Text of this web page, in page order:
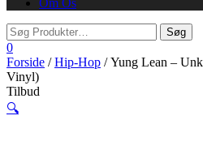
Om Os
0
Forside /Hip-Hop / Yung Lean –
Vinyl)
Tilbud
🔍